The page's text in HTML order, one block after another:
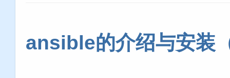
ansible的介绍与安装